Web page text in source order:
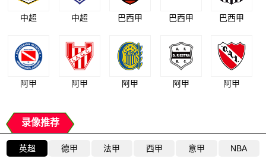
中超 中超 巴西甲 巴西甲 巴西甲
阿甲 阿甲 阿甲 阿甲 阿甲
录像推荐
英超 德甲 法甲 西甲 意甲 NBA